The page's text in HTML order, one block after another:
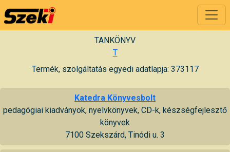
TANKÖNYV
T
Termék, szolgáltatás egyedi adatlapja: 373117
Katedra Könyvesbolt
pedagógiai kiadványok, nyelvkönyvek, CD-k, készségfejlesztő
könyvek
7100 Szekszárd, Tinódi u. 3